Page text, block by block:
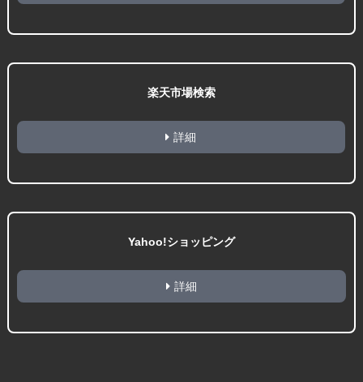
楽天市場検索
詳細
Yahoo!ショッピング
詳細